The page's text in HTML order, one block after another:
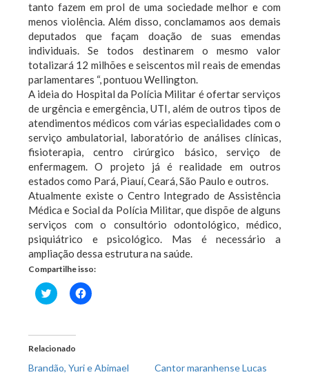
tanto fazem em prol de uma sociedade melhor e com
menos violência. Além disso, conclamamos aos demais
deputados que façam doação de suas emendas
individuais. Se todos destinarem o mesmo valor
totalizará 12 milhões e seiscentos mil reais de emendas
parlamentares “, pontuou Wellington.
A ideia do Hospital da Polícia Militar é ofertar serviços
de urgência e emergência, UTI, além de outros tipos de
atendimentos médicos com várias especialidades com o
serviço ambulatorial, laboratório de análises clínicas,
fisioterapia, centro cirúrgico básico, serviço de
enfermagem. O projeto já é realidade em outros
estados como Pará, Piauí, Ceará, São Paulo e outros.
Atualmente existe o Centro Integrado de Assistência
Médica e Social da Polícia Militar, que dispõe de alguns
serviços com o consultório odontológico, médico,
psiquiátrico e psicológico. Mas é necessário a
ampliação dessa estrutura na saúde.
Compartilhe isso:
Clique
para
em
nova
janela)
Clique
para
Relacionado
Brandão, Yuri e Abimael
Cantor maranhense Lucas